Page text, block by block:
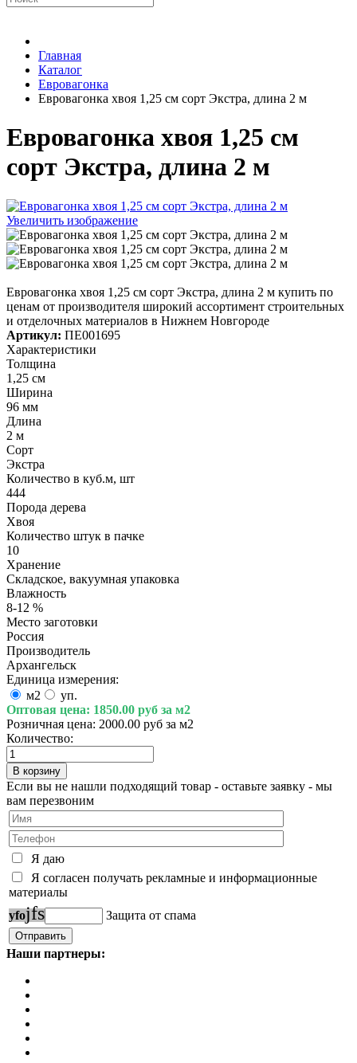
Главная
Каталог
Евровагонка
Евровагонка хвоя 1,25 см сорт Экстра, длина 2 м
Евровагонка хвоя 1,25 см
сорт Экстра, длина 2 м
Увеличить изображение
Евровагонка хвоя 1,25 см сорт Экстра, длина 2 м купить по
ценам от производителя широкий ассортимент строительных
и отделочных материалов в Нижнем Новгороде
Артикул: ПЕ001695
Характеристики
Толщина
1,25 см
Ширина
96 мм
Длина
2 м
Сорт
Экстра
Количество в куб.м, шт
444
Порода дерева
Хвоя
Количество штук в пачке
10
Хранение
Складское, вакуумная упаковка
Влажность
8-12 %
Место заготовки
Россия
Производитель
Архангельск
Единица измерения:
м2
уп.
Оптовая цена: 1850.00 руб за м2
Розничная цена: 2000.00 руб за м2
Количество:
Если вы не нашли подходящий товар - оставьте заявку - мы
вам перезвоним
Я даю
Я согласен получать рекламные и информационные
материалы
yfojfs Защита от спама
Наши партнеры: